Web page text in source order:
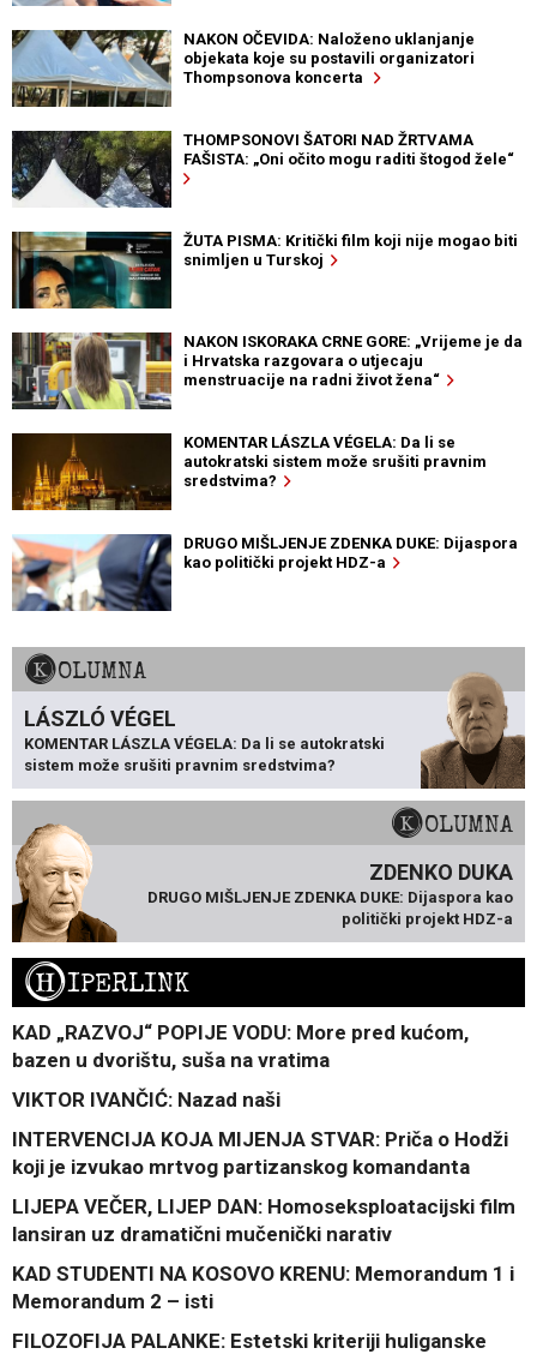
NAKON OČEVIDA: Naloženo uklanjanje
objekata koje su postavili organizatori
Thompsonova koncerta
THOMPSONOVI ŠATORI NAD ŽRTVAMA
FAŠISTA: „Oni očito mogu raditi štogod žele“
ŽUTA PISMA: Kritički film koji nije mogao biti
snimljen u Turskoj
NAKON ISKORAKA CRNE GORE: „Vrijeme je da
i Hrvatska razgovara o utjecaju
menstruacije na radni život žena“
KOMENTAR LÁSZLA VÉGELA: Da li se
autokratski sistem može srušiti pravnim
sredstvima?
DRUGO MIŠLJENJE ZDENKA DUKE: Dijaspora
kao politički projekt HDZ-a
KOLUMNA
LÁSZLÓ VÉGEL
KOMENTAR LÁSZLA VÉGELA: Da li se autokratski
sistem može srušiti pravnim sredstvima?
KOLUMNA
ZDENKO DUKA
DRUGO MIŠLJENJE ZDENKA DUKE: Dijaspora kao
politički projekt HDZ-a
HIPERLINK
KAD „RAZVOJ“ POPIJE VODU: More pred kućom,
bazen u dvorištu, suša na vratima
VIKTOR IVANČIĆ: Nazad naši
INTERVENCIJA KOJA MIJENJA STVAR: Priča o Hodži
koji je izvukao mrtvog partizanskog komandanta
LIJEPA VEČER, LIJEP DAN: Homoseksploatacijski film
lansiran uz dramatični mučenički narativ
KAD STUDENTI NA KOSOVO KRENU: Memorandum 1 i
Memorandum 2 – isti
FILOZOFIJA PALANKE: Estetski kriteriji huliganske